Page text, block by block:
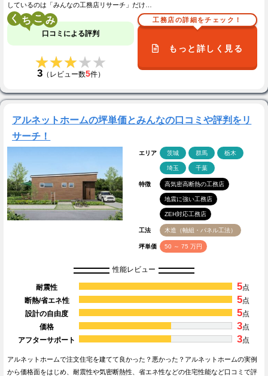
しているのは「みんなの工務店リサーチ」だけ…
く こ
口コミによる評判
★★★★★
★★★★★
3（レビュー数5件）
工務店の詳細をチェック！
もっと詳しく見る
アルネットホームの坪単価とみんなの口コミや評判をリ
サーチ！
エリア 茨城 群馬 栃木
埼玉 千葉
特徴 高気密高断熱の工務店
地震に強い工務店
ZEH対応工務店
工法 木造（軸組・パネル工法）
坪単価 50 ～ 75 万円
性能レビュー
耐震性 5点
断熱/省エネ性
5点
設計の自由度
5点
価格
3点
アフターサポート
3点
アルネットホームで注文住宅を建てて良かった？悪かった？アルネットホームの実例
から価格面をはじめ、耐震性や気密断熱性、省エネ性などの住宅性能など口コミで評